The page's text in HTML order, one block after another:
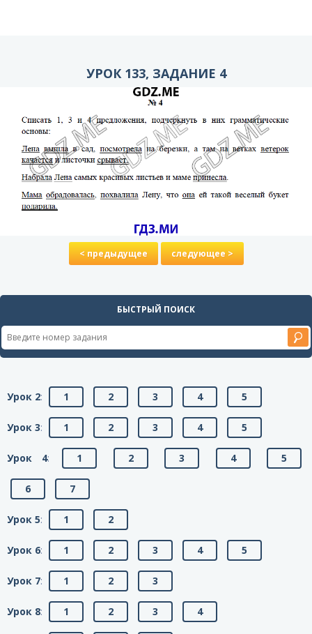
УРОК 133, ЗАДАНИЕ 4
< предыдущее следующее >
БЫСТРЫЙ ПОИСК
Урок 2: 1 2 3 4 5
Урок 3: 1 2 3 4 5
Урок 4: 1 2 3 4 5
6 7
Урок 5: 1 2
Урок 6: 1 2 3 4 5
Урок 7: 1 2 3
Урок 8: 1 2 3 4